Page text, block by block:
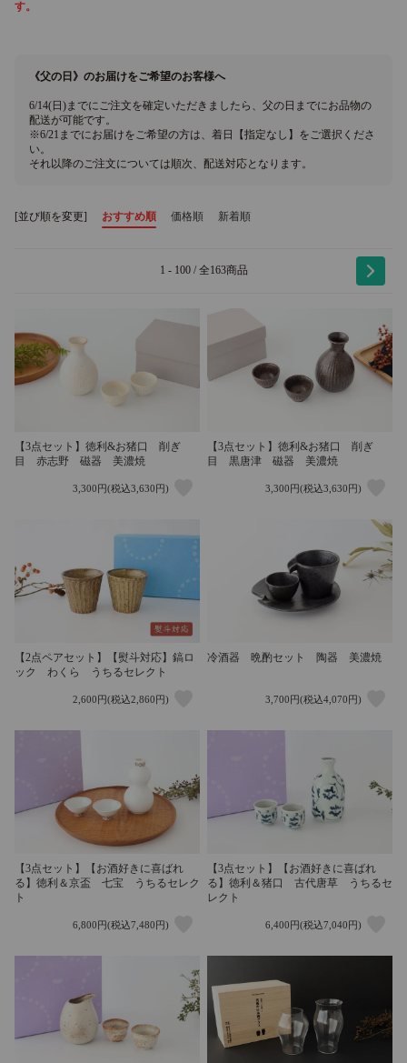
す。
《父の日》のお届けをご希望のお客様へ
6/14(日)までにご注文を確定いただきましたら、父の日までにお品物の
配送が可能です。
※6/21までにお届けをご希望の方は、着日【指定なし】をご選択くださ
い。
それ以降のご注文については順次、配送対応となります。
[並び順を変更] おすすめ順 価格順 新着順
1 - 100 / 全163商品
【3点セット】徳利&お猪口 削ぎ
目 赤志野 磁器 美濃焼
3,300円(税込3,630円)
【3点セット】徳利&お猪口 削ぎ
目 黒唐津 磁器 美濃焼
3,300円(税込3,630円)
【2点ペアセット】【熨斗対応】鎬ロ
ック わくら うちるセレクト
2,600円(税込2,860円)
冷酒器 晩酌セット 陶器 美濃焼
3,700円(税込4,070円)
【3点セット】【お酒好きに喜ばれ
る】徳利＆京盃 七宝 うちるセレク
ト
6,800円(税込7,480円)
【3点セット】【お酒好きに喜ばれ
る】徳利＆猪口 古代唐草 うちるセ
レクト
6,400円(税込7,040円)